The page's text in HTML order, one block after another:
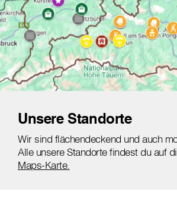
Unsere Standorte
Wir sind flächendeckend und auch
Alle unsere Standorte findest du auf
Maps-Karte.